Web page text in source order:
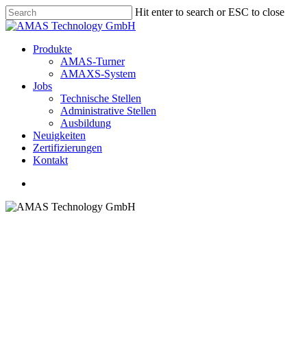
Skip
to
content
Hit enter to search or ESC to close
Close
Menu
Produkte
AMAS-Turner
AMAXS-System
Jobs
Technische Stellen
Administrative Stellen
Ausbildung
Neuigkeiten
Zer­ti­fi­zie­rungen
Kontakt